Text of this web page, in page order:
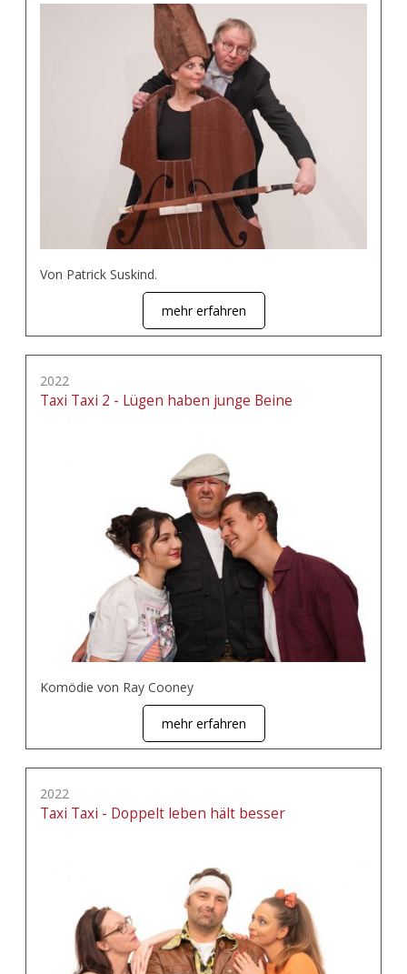
Von Patrick Suskind.
mehr erfahren
2022
Taxi Taxi 2 - Lügen haben junge Beine
Komödie von Ray Cooney
mehr erfahren
2022
Taxi Taxi - Doppelt leben hält besser